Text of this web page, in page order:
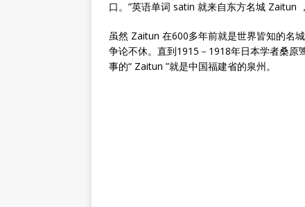
口。”英语单词 satin 就来自东方名城 Zaitun
虽然 Zaitun 在600多年前就是世界皆知的名
争论不休。直到1915－1918年日本学者桑原
事的“ Zaitun ”就是中国福建省的泉州。